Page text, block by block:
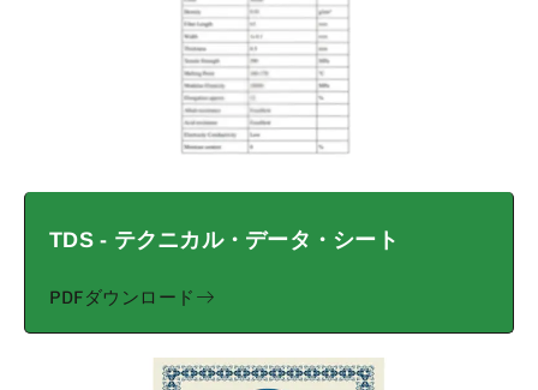
TDS - テクニカル・データ・シート
PDFダウンロード